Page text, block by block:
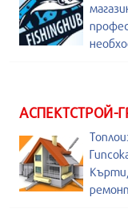
АСПЕКТСТРОЙ-